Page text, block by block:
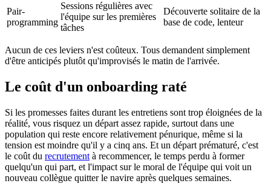
Pair-
programming
Sessions régulières avec
l'équipe sur les premières
tâches
Découverte solitaire de la
base de code, lenteur
Aucun de ces leviers n'est coûteux. Tous demandent simplement
d'être anticipés plutôt qu'improvisés le matin de l'arrivée.
Le coût d'un onboarding raté
Si les promesses faites durant les entretiens sont trop éloignées de la
réalité, vous risquez un départ assez rapide, surtout dans une
population qui reste encore relativement pénurique, même si la
tension est moindre qu'il y a cinq ans. Et un départ prématuré, c'est
le coût du recrutement à recommencer, le temps perdu à former
quelqu'un qui part, et l'impact sur le moral de l'équipe qui voit un
nouveau collègue quitter le navire après quelques semaines.